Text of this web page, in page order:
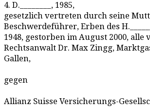
4. D.________, 1985,
gesetzlich vertreten durch seine
Beschwerdeführer, Erben des
1948, gestorben im August 2000,
Rechtsanwalt Dr. Max Zingg,
Gallen,
gegen
Allianz Suisse Versicherungs-